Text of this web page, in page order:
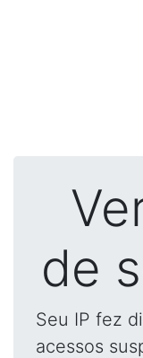
de
Seu IP fez
acessos